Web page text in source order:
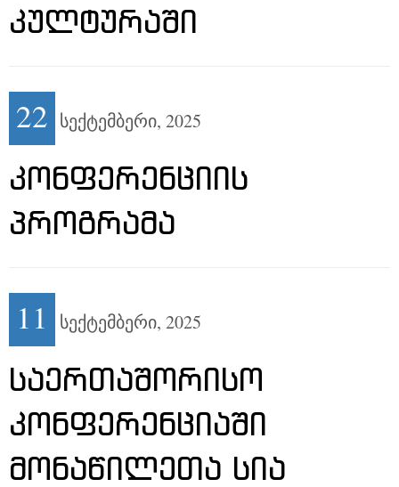
ᲙᲣᲚᲢᲣᲠᲐᲨᲘ
22 სექტემბერი, 2025
ᲙᲝᲜᲤᲔᲠᲔᲜᲪᲘᲘᲡ
ᲞᲠᲝᲒᲠᲐᲛᲐ
11 სექტემბერი, 2025
ᲡᲐᲔᲠᲗᲐᲨᲝᲠᲘᲡᲝ
ᲙᲝᲜᲤᲔᲠᲔᲜᲪᲘᲐᲨᲘ
ᲛᲝᲜᲐᲬᲘᲚᲔᲗᲐ ᲡᲘᲐ